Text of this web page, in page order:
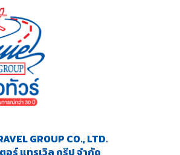
GROUP CO., LTD.
อร์ แทรเวิล กรุ๊ป จำกัด